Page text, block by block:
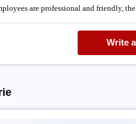
are professional and friendly,
Write